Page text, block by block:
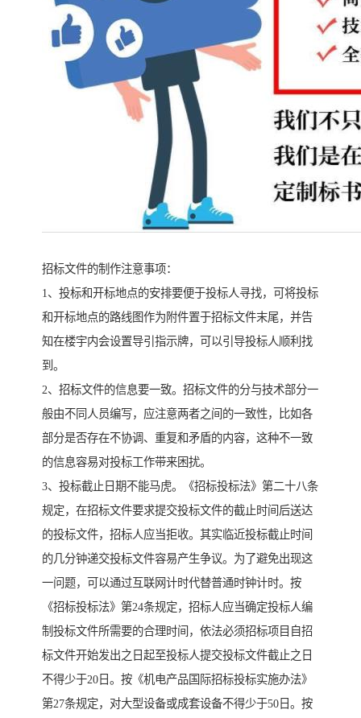
招标文件的制作注意事项：
1、投标和开标地点的安排要便于投标人寻找，可将投标
和开标地点的路线图作为附件置于招标文件末尾，并告
知在楼宇内会设置导引指示牌，可以引导投标人顺利找
到。
2、招标文件的信息要一致。招标文件的分与技术部分一
般由不同人员编写，应注意两者之间的一致性，比如各
部分是否存在不协调、重复和矛盾的内容，这种不一致
的信息容易对投标工作带来困扰。
3、投标截止日期不能马虎。《招标投标法》第二十八条
规定，在招标文件要求提交投标文件的截止时间后送达
的投标文件，招标人应当拒收。其实临近投标截止时间
的几分钟递交投标文件容易产生争议。为了避免出现这
一问题，可以通过互联网计时代替普通时钟计时。按
《招标投标法》第24条规定，招标人应当确定投标人编
制投标文件所需要的合理时间，依法必须招标项目自招
标文件开始发出之日起至投标人提交投标文件截止之日
不得少于20日。按《机电产品国际招标投标实施办法》
第27条规定，对大型设备或成套设备不得少于50日。按